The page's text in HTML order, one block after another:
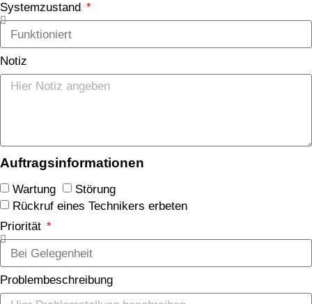
Systemzustand
Notiz
Auftragsinformationen
Wartung
Störung
Rückruf eines Technikers erbeten
Priorität
Problembeschreibung